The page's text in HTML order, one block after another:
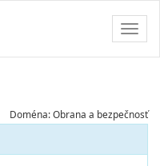
Doména: Obrana a bezpečnosť